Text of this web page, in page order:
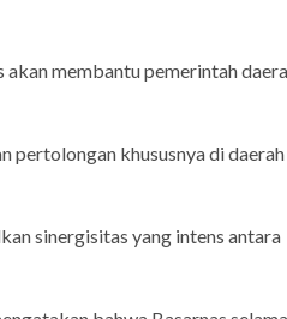
akan membantu pemerintah
pertolongan khususnya di daerah
sinergisitas yang intens antara